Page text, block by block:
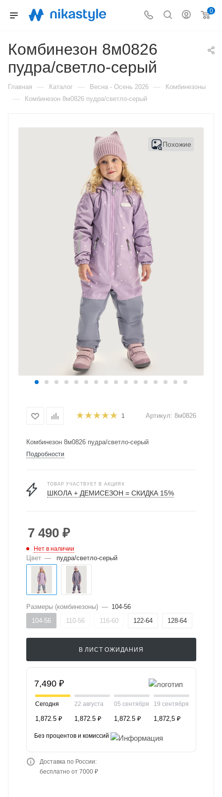
0
Комбинезон 8м0826
пудра/светло-серый
Главная — Каталог — Весна - Осень 2026 — Комбинезоны
— Комбинезон 8м0826 пудра/светло-серый
Похожие
1 Артикул: 8м0826
Комбинезон 8м0826 пудра/светло-серый
Подробности
ТОВАР УЧАСТВУЕТ В АКЦИЯХ
ШКОЛА + ДЕМИСЕЗОН = СКИДКА 15%
7 490₽
Нет в наличии
Цвет — пудра/светло-серый
Размеры (комбинезоны) — 104-56
104-56
110-56 116-60 122-64 128-64
В ЛИСТ ОЖИДАНИЯ
7,490 ₽
Сегодня
1,872.5 ₽
22 августа
1,872.5 ₽
05 сентября
1,872.5 ₽
19 сентября
1,872,5 ₽
Без процентов и комиссий
Доставка по России:
бесплатно от 7000 ₽